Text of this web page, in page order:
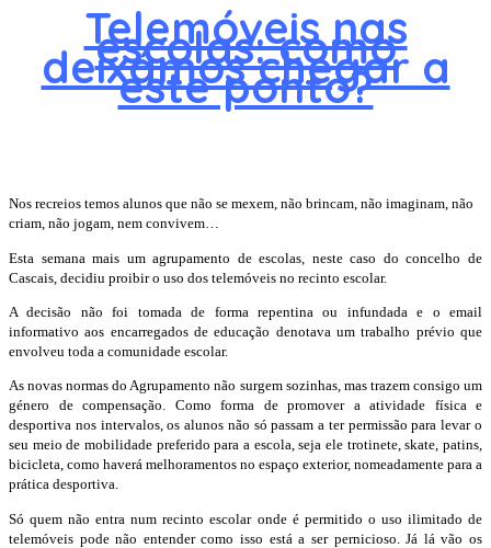
Telemóveis nas
escolas: como
deixámos chegar a
este ponto?
Nos recreios temos alunos que não se mexem, não brincam, não imaginam, não
criam, não jogam, nem convivem…
Esta semana mais um agrupamento de escolas, neste caso do concelho de
Cascais, decidiu proibir o uso dos telemóveis no recinto escolar.
A decisão não foi tomada de forma repentina ou infundada e o email
informativo aos encarregados de educação denotava um trabalho prévio que
envolveu toda a comunidade escolar.
As novas normas do Agrupamento não surgem sozinhas, mas trazem consigo um
género de compensação. Como forma de promover a atividade física e
desportiva nos intervalos, os alunos não só passam a ter permissão para levar o
seu meio de mobilidade preferido para a escola, seja ele trotinete, skate, patins,
bicicleta, como haverá melhoramentos no espaço exterior, nomeadamente para a
prática desportiva.
Só quem não entra num recinto escolar onde é permitido o uso ilimitado de
telemóveis pode não entender como isso está a ser pernicioso. Já lá vão os